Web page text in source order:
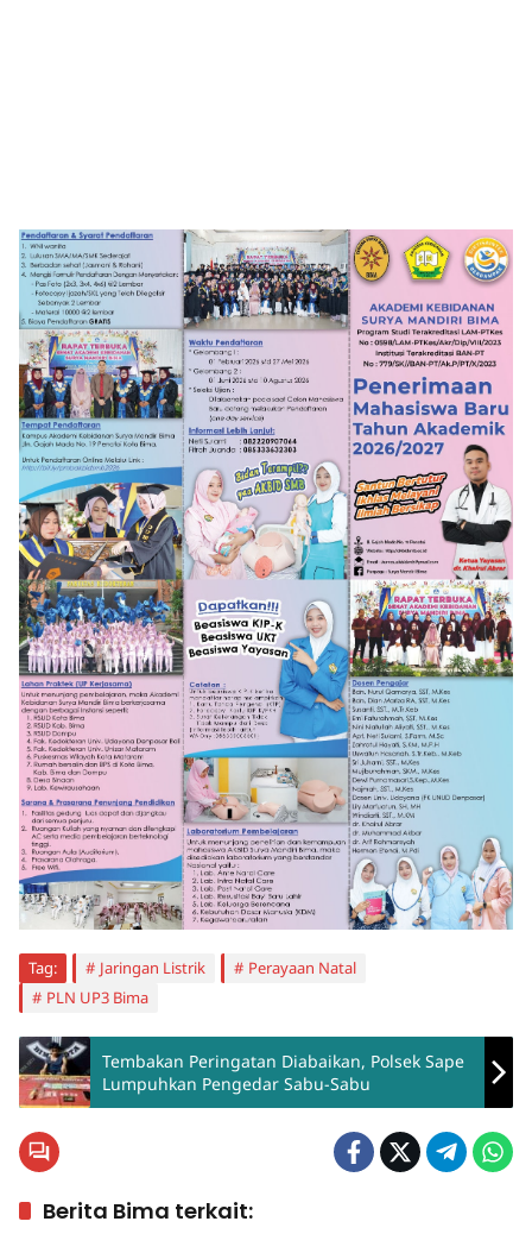
Tag: Jaringan Listrik
Perayaan Natal
PLN UP3 Bima
Tembakan Peringatan Diabaikan, Polsek Sape
Lumpuhkan Pengedar Sabu-Sabu
Berita Bima terkait: